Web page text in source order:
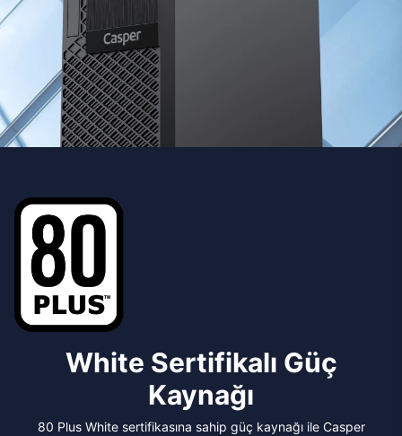
White Sertifikalı Güç
Kaynağı
80 Plus White sertifikasına sahip güç kaynağı ile Casper